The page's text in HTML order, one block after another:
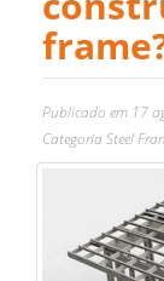
Publicado em 17
Categoria Steel